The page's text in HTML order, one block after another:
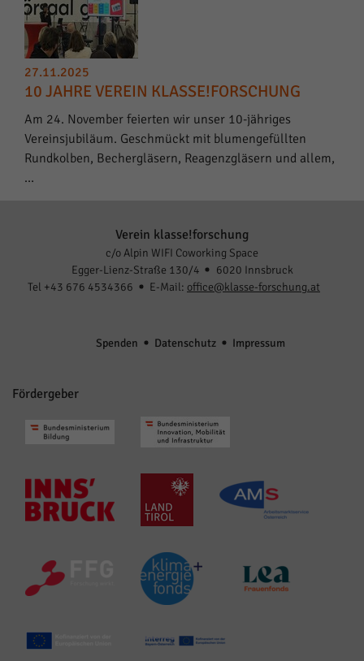
27.11.2025
10 JAHRE VEREIN KLASSE!FORSCHUNG
Am 24. November feierten wir unser 10-jähriges
Vereinsjubiläum. Geschmückt mit blumengefüllten
Rundkolben, Bechergläsern, Reagenzgläsern und allem,
…
Verein klasse!forschung
c/o Alpin WIFI Coworking Space
Egger-Lienz-Straße 130/4
6020 Innsbruck
Tel +43 676 4534366
E-Mail: office@klasse-forschung.at
Spenden Datenschutz Impressum
Fördergeber